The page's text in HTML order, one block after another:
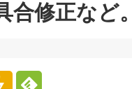
合修正など